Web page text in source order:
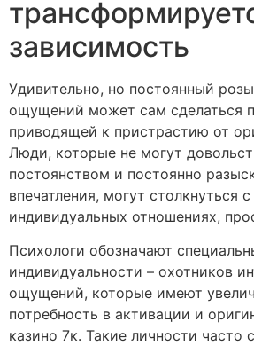
зависимость
Удивительно, но постоянный
ощущений может сам сделаться
приводящей к пристрастию от
Люди, которые не могут
постоянством и постоянно
впечатления, могут столкнуться
индивидуальных отношениях,
Психологи обозначают
индивидуальности – охотников
ощущений, которые имеют
потребность в активации и
казино 7к. Такие личности часто